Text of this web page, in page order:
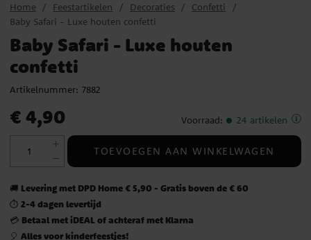
Home Feestartikelen Decoraties
Confetti
Baby Safari - Luxe houten confetti
Baby Safari - Luxe houten
confetti
Artikelnummer: 7882
Prijs: € 4,90
€ 4,90 Voorraad: 24 artikelen
TOEVOEGEN AAN WINKELWAGEN
🚚 Levering met DPD Home € 5,90 - Gratis boven de € 60
⏱️ 2-4 dagen levertijd
💳 Betaal met iDEAL of achteraf met Klarna
🎈 Alles voor kinderfeestjes!